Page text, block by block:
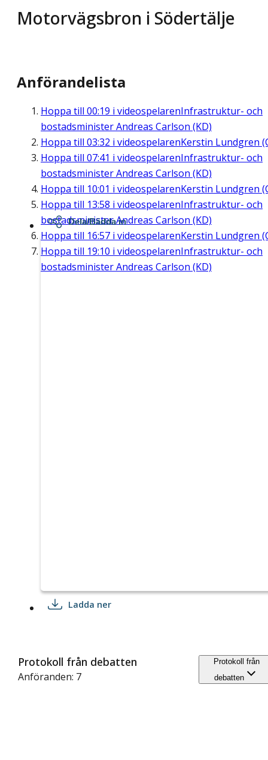
Motorvägsbron i Södertälje
Anförandelista
Hoppa till 00:19 i videospelarenInfrastruktur- och
bostadsminister Andreas Carlson (KD)
Hoppa till 03:32 i videospelarenKerstin Lundgren
Hoppa till 07:41 i videospelarenInfrastruktur- och
bostadsminister Andreas Carlson (KD)
Hoppa till 10:01 i videospelarenKerstin Lundgren
Hoppa till 13:58 i videospelarenInfrastruktur- och
bostadsminister Andreas Carlson (KD)
Hoppa till 16:57 i videospelarenKerstin Lundgren
Hoppa till 19:10 i videospelarenInfrastruktur- och
bostadsminister Andreas Carlson (KD)
Dela/Bädda in
Ladda ner
Protokoll från debatten
Anföranden: 7
Protokoll från
debatten